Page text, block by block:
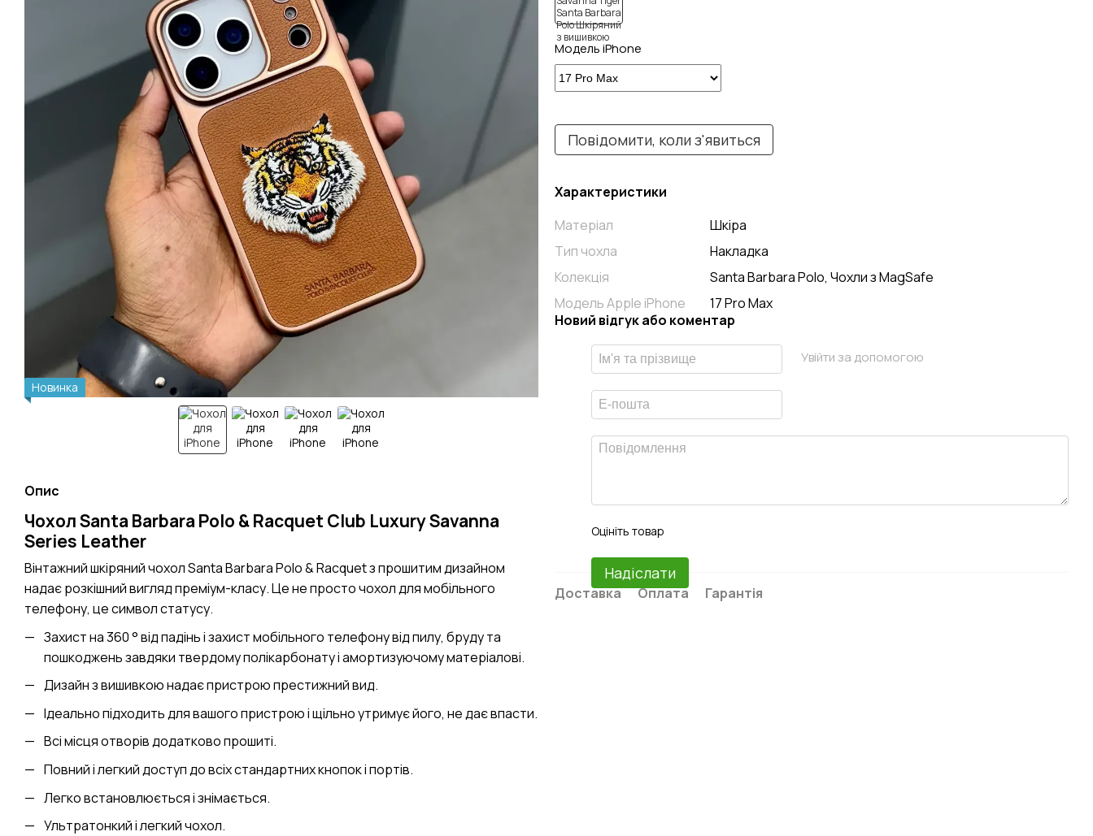
Новинка
Опис
Чохол Santa Barbara Polo & Racquet Club Luxury Savanna
Series Leather
Вінтажний шкіряний чохол Santa Barbara Polo & Racquet з прошитим дизайном
надає розкішний вигляд преміум-класу. Це не просто чохол для мобільного
телефону, це символ статусу.
Захист на 360 ° від падінь і захист мобільного телефону від пилу, бруду та
пошкоджень завдяки твердому полікарбонату і амортизуючому матеріалові.
Дизайн з вишивкою надає пристрою престижний вид.
Ідеально підходить для вашого пристрою і щільно утримує його, не дає впасти.
Всі місця отворів додатково прошиті.
Повний і легкий доступ до всіх стандартних кнопок і портів.
Легко встановлюється і знімається.
Ультратонкий і легкий чохол.
Модель iPhone
Повідомити, коли з'явиться
Характеристики
Матеріал
Шкіра
Тип чохла
Накладка
Колекція
Santa Barbara Polo, Чохли з MagSafe
Модель Apple iPhone
17 Pro Max
Новий відгук або коментар
Увійти за допомогою
Оцініть товар
Надіслати
Доставка Оплата Гарантія